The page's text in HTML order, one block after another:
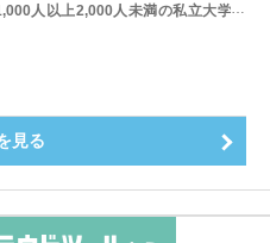
人以上2,000人未満の私立大学で
！～実就職率は26.5%（前年比＋
京の私立大学でも10位にランクイン
見る